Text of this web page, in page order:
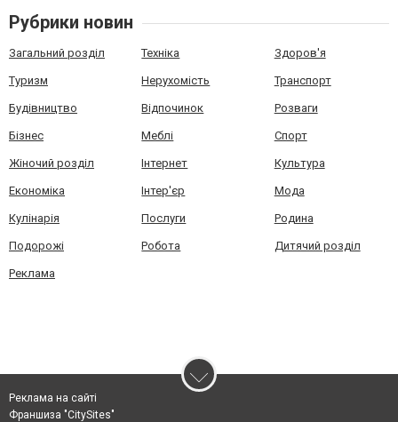
Рубрики новин
Загальний розділ Техніка Здоров'я
Туризм Нерухомість Транспорт
Будівництво Відпочинок Розваги
Бізнес Меблі Спорт
Жіночий розділ Інтернет Культура
Економіка Інтер'єр Мода
Кулінарія Послуги Родина
Подорожі Робота Дитячий розділ
Реклама
Реклама на сайті
Франшиза "CitySites"